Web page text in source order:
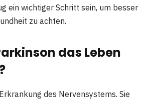
ein wichtiger Schritt sein, um besser
zu achten.
das Leben
des Nervensystems. Sie